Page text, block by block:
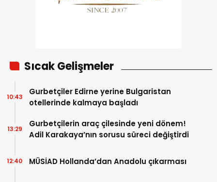
Sıcak Gelişmeler
Gurbetçiler Edirne yerine Bulgaristan
otellerinde kalmaya başladı
10:43
Gurbetçilerin araç çilesinde yeni dönem!
Adil Karakaya’nın sorusu süreci değiştirdi
13:29
MÜSİAD Hollanda’dan Anadolu çıkarması
12:40